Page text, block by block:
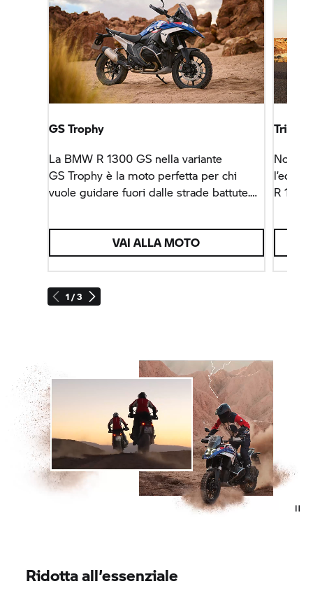
1 / 3
GS Trophy
La BMW R 1300 GS nella variante
GS Trophy è la moto perfetta per chi
vuole guidare fuori dalle strade battute.
di tagliare grandi traguardi.
VAI ALLA MOTO
Triple
Non
R
viaggio.
Ridotta all’essenziale